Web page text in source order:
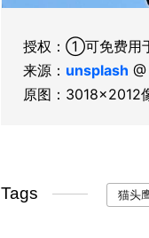
授权：①可免费用
来源： unsplash
原图：3018×2012
Tags 猫头